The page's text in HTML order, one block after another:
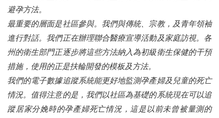
樂活生育服務計畫活動報導
逆境少年的翻轉人生 ── 專訪逆風劇團成瑋盛
三代牽起的扶輪旅程 —— 專訪台北士林社地區總監林政邦(D3522 DG Capital)
三、扶輪作品
扶輪青少年交換計畫 (RYE)
避孕方法。
最重要的層面是社區參與。我們與傳統、宗教，及青年領袖
進行對話。我們正在辦理聯合醫療宣導活動及家庭訪視。各
州的衛生部門正逐步將這些方法納入為初級衛生保健的干預
措施，使用的正是扶輪開發的模板及方法。
我們的電子數據追蹤系統能更好地監測孕產婦及兒童的死亡
情況。值得注意的是，我們以社區為基礎的系統現在可以追
蹤居家分娩時的孕產婦死亡情況，這是以前未曾被量測的